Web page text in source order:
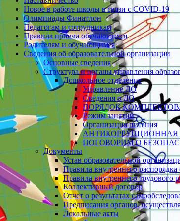
Новое в работе школы в связи с СOVID-19
Олимпиады Финатлон
Педагогам и сотрудникам
Правила приема обучающихся
Родителям и обучающимся
Сведения об образовательной организации
Основные сведения
Структура и органы управления
Дошкольное отделение
Управление ДО
Сведения о ДО
ПОРЯДОК
Режим занятий
Организация питания
ПОГОВОРИМ О
Документы
Устав образовательной
Правила внутреннего
Правила внутреннего трудового
Коллективный договор
Отчет о результатах
Предписания органов,
Локальные акты